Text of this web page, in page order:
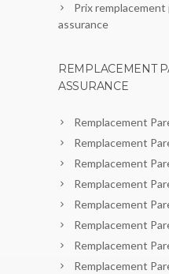
Prix remplacement
assurance
REMPLACEMENT
ASSURANCE
Remplacement
Remplacement
Remplacement
Remplacement
Remplacement
Remplacement
Remplacement
Remplacement